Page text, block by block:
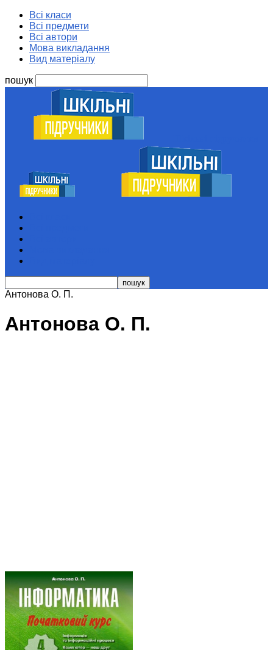
Всі класи
Всі предмети
Всі автори
Мова викладання
Вид матеріалу
пошук
Антонова О. П.
Антонова О. П.